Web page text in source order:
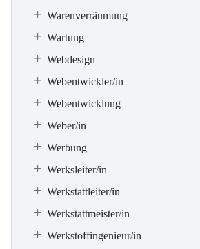
Warenverräumung
Wartung
Webdesign
Webentwickler/in
Webentwicklung
Weber/in
Werbung
Werksleiter/in
Werkstattleiter/in
Werkstattmeister/in
Werkstoffingenieur/in